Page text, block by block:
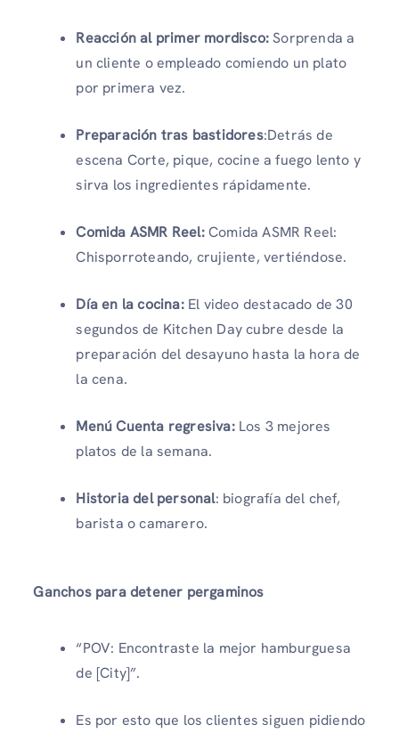
Reacción al primer mordisco:Sorprenda a
un cliente o empleado comiendo un plato
por primera vez.
Preparación tras bastidores:Detrás de
escena Corte, pique, cocine a fuego lento y
sirva los ingredientes rápidamente.
Comida ASMR Reel:Comida ASMR Reel:
Chisporroteando, crujiente, vertiéndose.
Día en la cocina:El video destacado de 30
segundos de Kitchen Day cubre desde la
preparación del desayuno hasta la hora de
la cena.
Menú Cuenta regresiva:Los 3 mejores
platos de la semana.
Historia del personal: biografía del chef,
barista o camarero.
Ganchos para detener pergaminos
“POV: Encontraste la mejor hamburguesa
de [City]”.
Es por esto que los clientes siguen pidiendo